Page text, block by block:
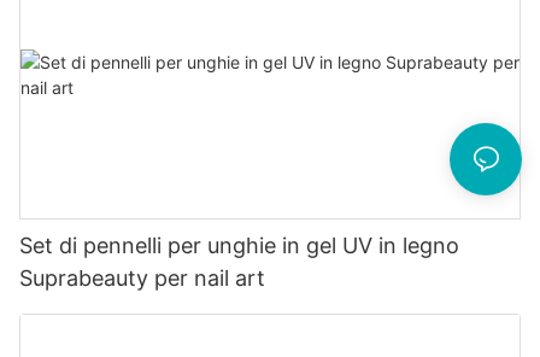
Set di pennelli per unghie in gel UV in legno
Suprabeauty per nail art